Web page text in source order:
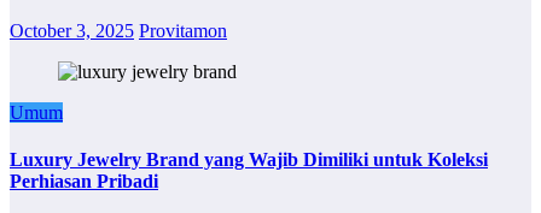
October 3, 2025 Provitamon
Umum
Luxury Jewelry Brand yang Wajib Dimiliki untuk Koleksi
Perhiasan Pribadi